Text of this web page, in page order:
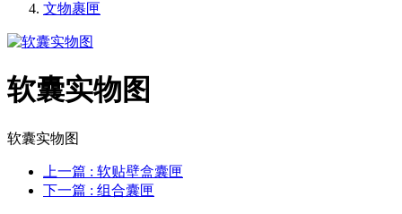
文物裹匣
软囊实物图
软囊实物图
上一篇 : 软贴壁盒囊匣
下一篇 : 组合囊匣